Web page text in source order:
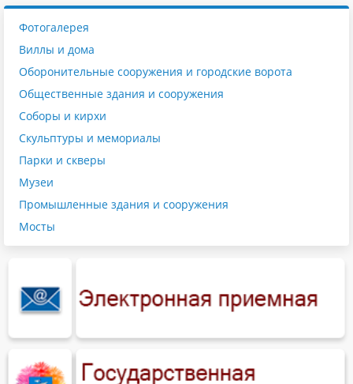
Фотогалерея
Виллы и дома
Оборонительные сооружения и городские ворота
Общественные здания и сооружения
Соборы и кирхи
Скульптуры и мемориалы
Парки и скверы
Музеи
Промышленные здания и сооружения
Мосты